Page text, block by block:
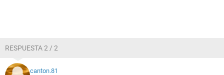
RESPUESTA 2 / 2
canton.81